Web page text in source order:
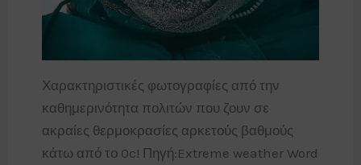
Χαρακτηριστικές φωτογραφίες από την
καθημερινότητα πολιτών που ζουν σε
ακραίες θερμοκρασίες αρκετούς βαθμούς
κάτω από το 0c! Πηγή:Extreme weather Word